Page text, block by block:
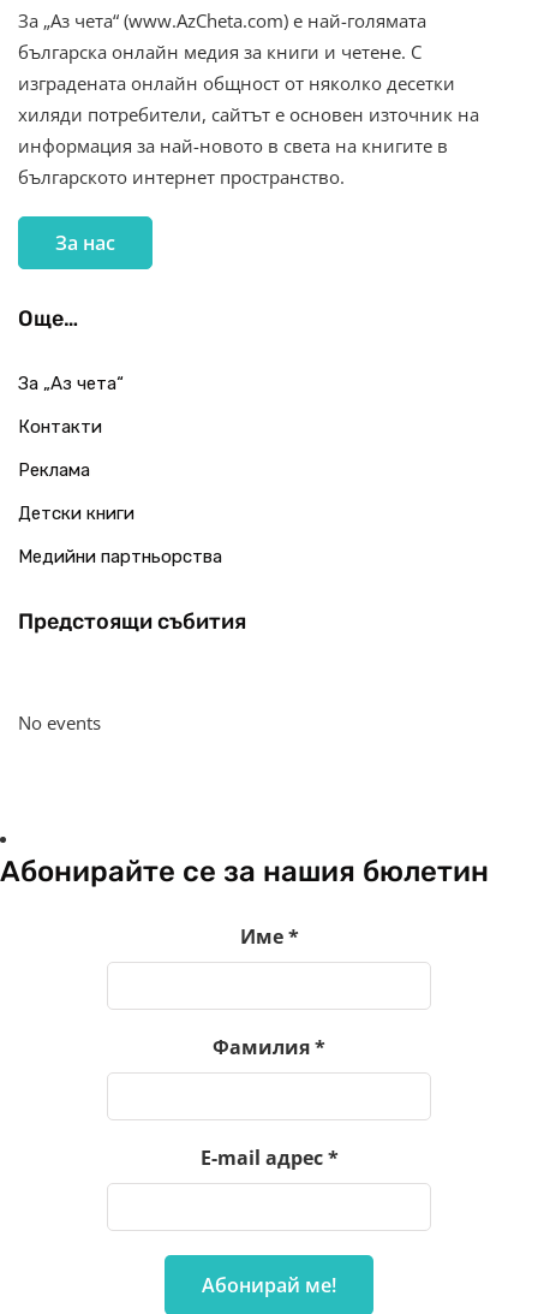
За „Аз чета“ (www.AzCheta.com) е най-голямата
българска онлайн медия за книги и четене. С
изградената онлайн общност от няколко десетки
хиляди потребители, сайтът е основен източник на
информация за най-новото в света на книгите в
българското интернет пространство.
За нас
Още…
За „Аз чета“
Контакти
Реклама
Детски книги
Медийни партньорства
Предстоящи събития
No events
Абонирайте се за нашия бюлетин
Име*
Фамилия*
E-mail адрес*